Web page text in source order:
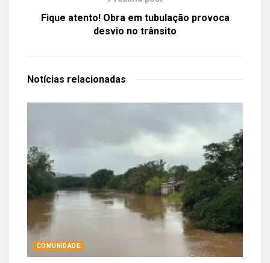
Fique atento! Obra em tubulação provoca
desvio no trânsito
Notícias relacionadas
COMUNIDADE